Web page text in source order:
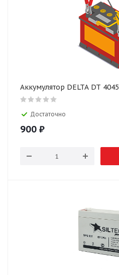
Аккумулятор DELTA DT
Достаточно
900 ₽